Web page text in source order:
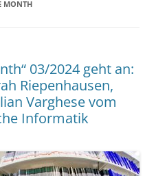
MONTH
03/2024 geht an:
Riepenhausen,
Varghese vom
Informatik